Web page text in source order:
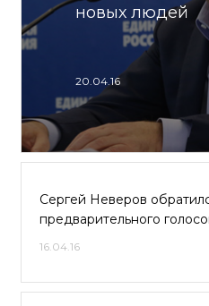
новых людей
20.04.16
Сергей Неверов
предварительного
16.04.16